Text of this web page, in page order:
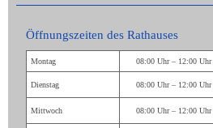
Öffnungszeiten des Rathauses
Montag 08:00 Uhr – 12:00 Uhr
Dienstag 08:00 Uhr – 12:00 Uhr
Mittwoch 08:00 Uhr – 12:00 Uhr